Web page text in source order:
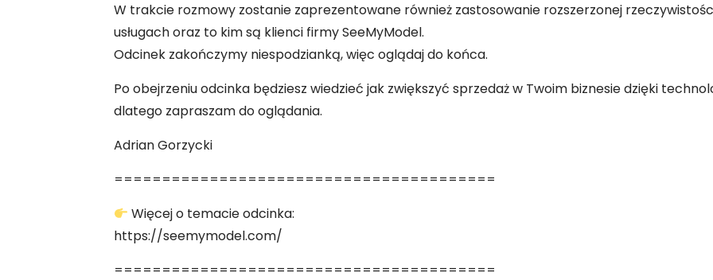
W trakcie rozmowy zostanie zaprezentowane również zastosowanie rozszerzonej
usługach oraz to kim są klienci firmy SeeMyModel.
Odcinek zakończymy niespodzianką, więc oglądaj do końca.
Po obejrzeniu odcinka będziesz wiedzieć jak zwiększyć sprzedaż w Twoim biznesie dzięki
dlatego zapraszam do oglądania.
Adrian Gorzycki
========================================
Więcej o temacie odcinka:
https://seemymodel.com/
========================================